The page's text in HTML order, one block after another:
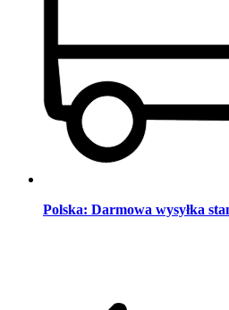
Polska: Darmowa wysyłka